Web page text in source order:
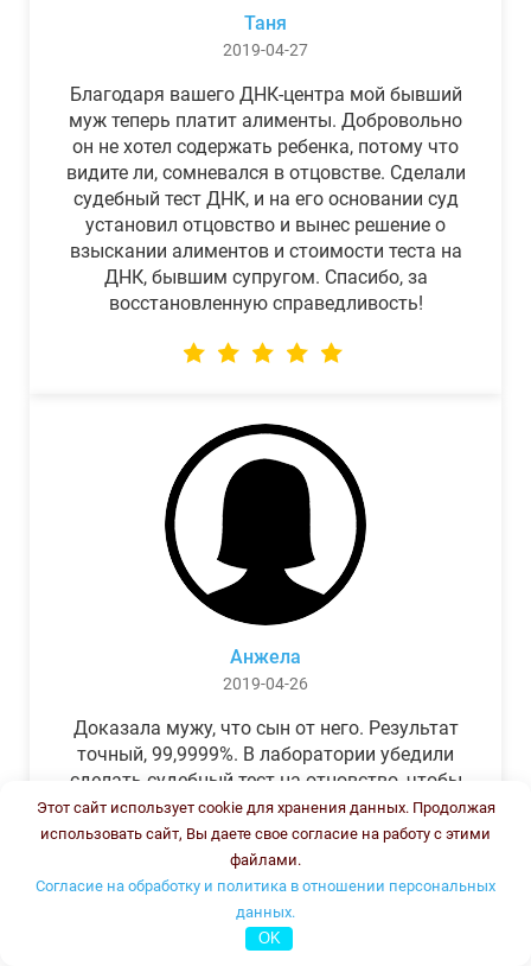
Таня
2019-04-27
Благодаря вашего ДНК-центра мой бывший
муж теперь платит алименты. Добровольно
он не хотел содержать ребенка, потому что
видите ли, сомневался в отцовстве. Сделали
судебный тест ДНК, и на его основании суд
установил отцовство и вынес решение о
взыскании алиментов и стоимости теста на
ДНК, бывшим супругом. Спасибо, за
восстановленную справедливость!
Анжела
2019-04-26
Доказала мужу, что сын от него. Результат
точный, 99,9999%. В лаборатории убедили
сделать судебный тест на отцовство, чтобы
можно было предъявить в суде. Результат
был готов через неделю, как и
обещали.Теперь муж бегает и извиняется.
Этот сайт использует cookie для хранения данных. Продолжая
использовать сайт, Вы даете свое согласие на работу с этими
файлами.
Согласие на обработку и политика в отношении персональных
данных.
OK